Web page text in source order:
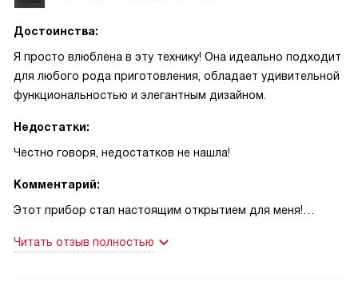
Достоинства:
Я просто влюблена в эту технику! Она идеально подходит
для любого рода приготовления, обладает удивительной
функциональностью и элегантным дизайном.
Недостатки:
Честно говоря, недостатков не нашла!
Комментарий:
Этот прибор стал настоящим открытием для меня!
процессом. Многофункциональность просто поражает: от
Читать отзыв полностью